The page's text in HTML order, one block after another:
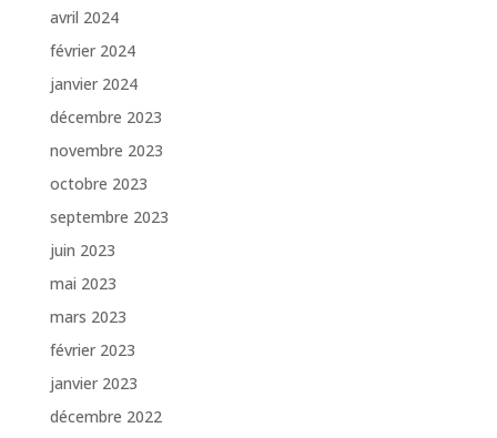
avril 2024
février 2024
janvier 2024
décembre 2023
novembre 2023
octobre 2023
septembre 2023
juin 2023
mai 2023
mars 2023
février 2023
janvier 2023
décembre 2022